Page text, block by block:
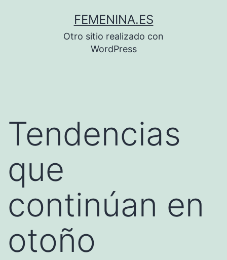
FEMENINA.ES
Otro sitio realizado con
WordPress
Tendencias
que
continúan en
otoño